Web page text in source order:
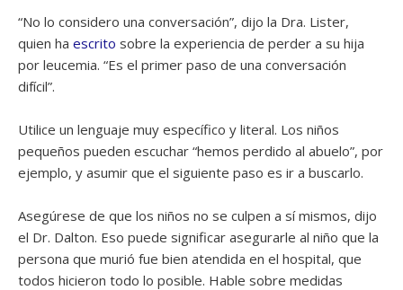
“No lo considero una conversación”, dijo la Dra. Lister,
quien ha escrito sobre la experiencia de perder a su hija
por leucemia. “Es el primer paso de una conversación
difícil”.
Utilice un lenguaje muy específico y literal. Los niños
pequeños pueden escuchar “hemos perdido al abuelo”, por
ejemplo, y asumir que el siguiente paso es ir a buscarlo.
Asegúrese de que los niños no se culpen a sí mismos, dijo
el Dr. Dalton. Eso puede significar asegurarle al niño que la
persona que murió fue bien atendida en el hospital, que
todos hicieron todo lo posible. Hable sobre medidas